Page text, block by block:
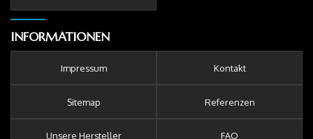
INFORMATIONEN
Impressum Kontakt
Sitemap Referenzen
Unsere Hersteller FAQ